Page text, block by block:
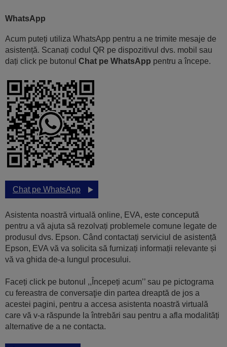
WhatsApp
Acum puteți utiliza WhatsApp pentru a ne trimite mesaje de
asistență. Scanați codul QR pe dispozitivul dvs. mobil sau
dați click pe butonul Chat pe WhatsApp pentru a începe.
Chat pe WhatsApp
Asistenta noastră virtuală online, EVA, este concepută
pentru a vă ajuta să rezolvați problemele comune legate de
produsul dvs. Epson. Când contactați serviciul de asistență
Epson, EVA vă va solicita să furnizați informații relevante și
vă va ghida de-a lungul procesului.
Faceți click pe butonul ,,Începeți acum’’ sau pe pictograma
cu fereastra de conversaţie din partea dreaptă de jos a
acestei pagini, pentru a accesa asistenta noastră virtuală
care vă v-a răspunde la întrebări sau pentru a afla modalități
alternative de a ne contacta.